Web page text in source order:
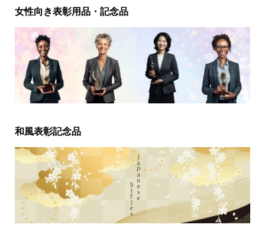
女性向き表彰用品・記念品
和風表彰記念品